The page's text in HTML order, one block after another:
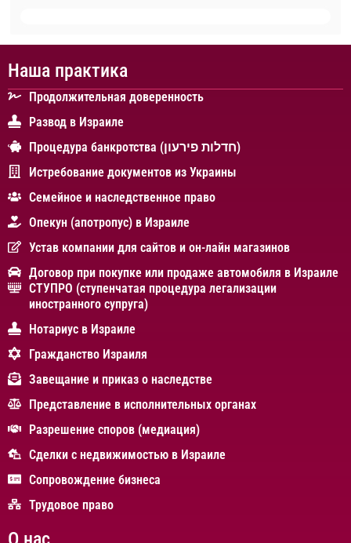
Наша практика
Продолжительная доверенность
Развод в Израиле
Процедура банкротства (חדלות פירעון)
Истребование документов из Украины
Cемейное и наследственное право
Опекун (апотропус) в Израиле
Устав компании для сайтов и он-лайн магазинов
Договор при покупке или продаже автомобиля в Израиле
СТУПРО (ступенчатая процедура легализации
иностранного супруга)
Нотариус в Израиле
Гражданство Израиля
Завещание и приказ о наследстве
Представление в исполнительных органах
Разрешение споров (медиация)
Сделки с недвижимостью в Израиле
Сопровождение бизнеса
Трудовое право